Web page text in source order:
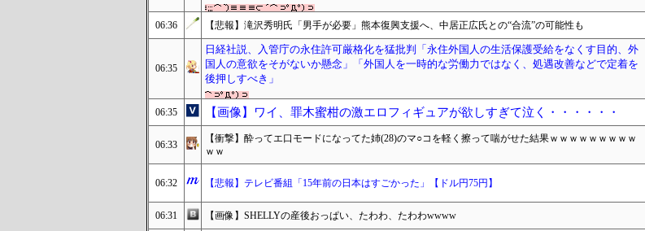
06:36 【悲報】滝沢秀明氏「男手が必要」熊本復興支援へ、中居正広氏との“合流”の可能性も
06:35
日経社説、入管庁の永住許可厳格化を猛批判「永住外国人の生活保護受給をなくす目的、外
国人の意欲をそがないか懸念」「外国人を一時的な労働力ではなく、処遇改善などで定着を
後押しすべき」
06:35 【画像】ワイ、罪木蜜柑の激エロフィギュアが欲しすぎて泣く・・・・・・
06:33
【衝撃】酔ってエ口モードになってた姉(28)のマ○コを軽く擦って喘がせた結果ｗｗｗｗｗｗｗｗｗ
ｗｗ
06:32 【悲報】テレビ番組「15年前の日本はすごかった」【ドル円75円】
06:31 【画像】SHELLYの産後おっぱい、たわわ、たわわwwww